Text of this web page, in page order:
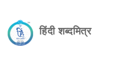
हिंदी शब्दमित्र